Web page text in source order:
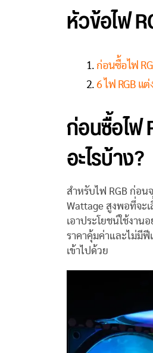
หัวข้อไฟ
ก่อนซื้อไฟ
6 ไฟ RGB แ
ก่อนซื้อไฟ
อะไรบ้าง?
สำหรับไฟ RGB ก่อน
Wattage สูงพอที่จะเ
เอาประโยชน์ใช้งา
ราคาคุ้มค่าและไม่มีฟี
เข้าไปด้วย